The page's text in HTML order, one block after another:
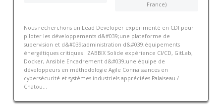
France)
Nous recherchons un Lead Developer expérimenté en CDI pour
piloter les développements d&#039;une plateforme de
supervision et d&#039;administration d&#039;équipements
énergétiques critiques : ZABBIX Solide expérience CI/CD, GitLab,
Docker, Ansible Encadrement d&#039;une équipe de
développeurs en méthodologie Agile Connaissances en
cybersécurité et systèmes industriels appréciées Palaiseau /
Chatou...